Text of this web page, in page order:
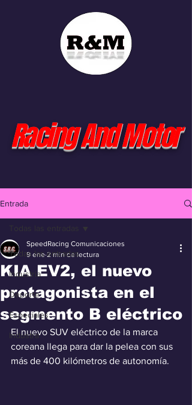
Racing And Motor
Entrada
Todas las entradas
Industria
Deporte
Especiales
Industra
Todas las entradas
KIA EV2, el nuevo
protagonista en el
segmento B eléctrico
SpeedRacing Comunicaciones
9 ene 2 min de lectura
El nuevo SUV eléctrico de la marca
coreana llega para dar la pelea con sus
más de 400 kilómetros de autonomía.